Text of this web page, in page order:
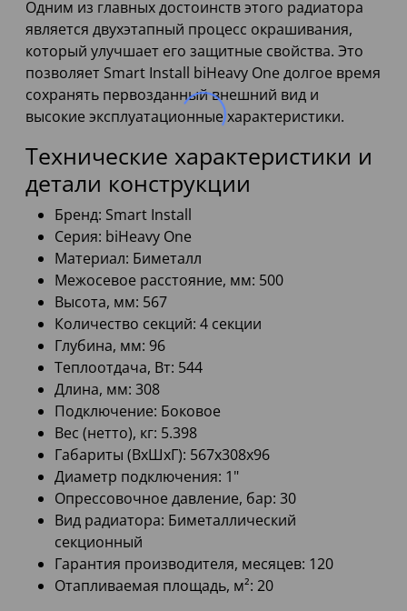
Одним из главных достоинств этого радиатора
является двухэтапный процесс окрашивания,
который улучшает его защитные свойства. Это
позволяет Smart Install biHeavy One долгое время
сохранять первозданный внешний вид и
высокие эксплуатационные характеристики.
Технические характеристики и
детали конструкции
Бренд: Smart Install
Серия: biHeavy One
Материал: Биметалл
Межосевое расстояние, мм: 500
Высота, мм: 567
Количество секций: 4 секции
Глубина, мм: 96
Теплоотдача, Вт: 544
Длина, мм: 308
Подключение: Боковое
Вес (нетто), кг: 5.398
Габариты (ВхШхГ): 567х308х96
Диаметр подключения: 1"
Опрессовочное давление, бар: 30
Вид радиатора: Биметаллический
секционный
Гарантия производителя, месяцев: 120
Отапливаемая площадь, м²: 20